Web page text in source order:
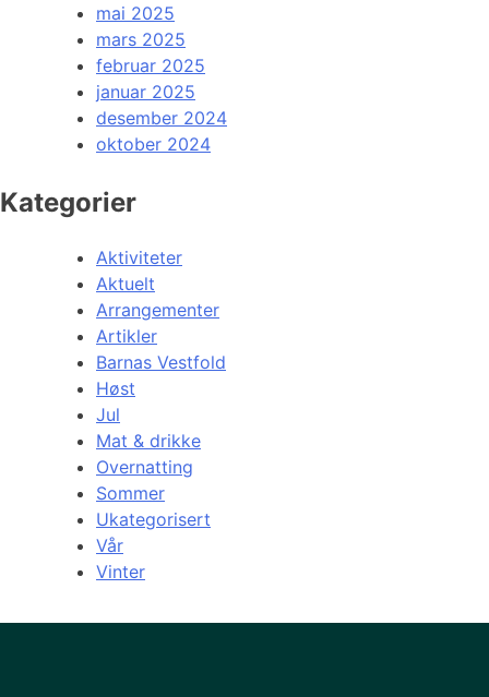
mai 2025
mars 2025
februar 2025
januar 2025
desember 2024
oktober 2024
Kategorier
Aktiviteter
Aktuelt
Arrangementer
Artikler
Barnas Vestfold
Høst
Jul
Mat & drikke
Overnatting
Sommer
Ukategorisert
Vår
Vinter